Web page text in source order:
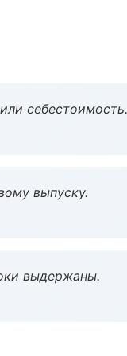
себестоимость.
выпуску.
выдержаны.